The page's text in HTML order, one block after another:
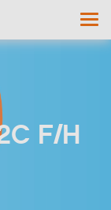
F/H